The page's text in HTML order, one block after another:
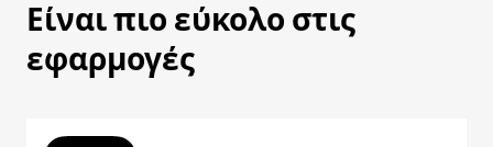
Είναι πιο εύκολο στις
εφαρμογές